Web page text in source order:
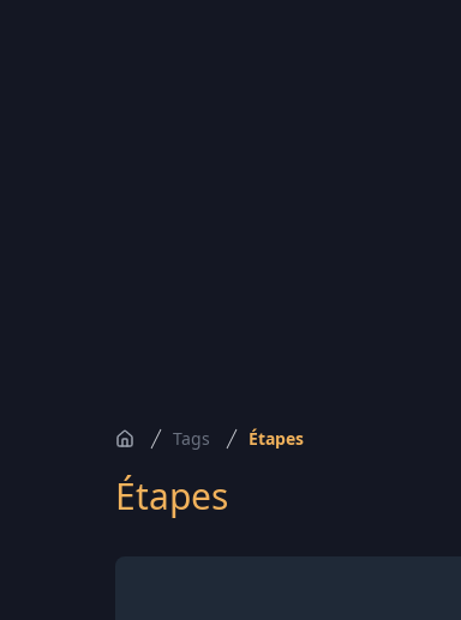
Tags Étapes
Étapes